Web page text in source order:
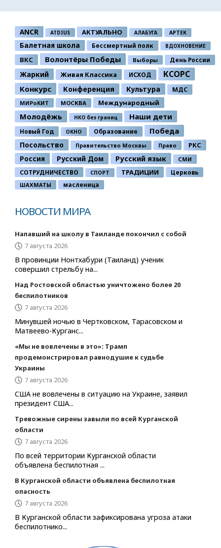
ANCR ATDIUS АКТУАЛЬНО АЛАБУГА АРТЕК
Балетная школа Бессмертный полк ВДОХНОВЕНИЕ
ВКС Волонтёры Победы Выборы День России
Жаркий Живая Классика ИСХОД КСОРС
Конкурс Конференция Культура МДС
МИРоКИТ МОСКВА Международный
Молодёжь НКО без границ Наши дети
Новый Год ОКНО Образование Победа
Посольство Правительство Москвы Право РКС
Россия Русский Дом Русский язык СМИ
СОТРУДНИЧЕСТВО СПОРТ ТРАДИЦИИ Церковь
ШАХМАТЫ масленица
НОВОСТИ МИРА
Напавший на школу в Таиланде покончил с собой
7 августа 2026
В провинции Нонтхабури (Таиланд) ученик
совершил стрельбу на...
Над Ростовской областью уничтожено более 20
беспилотников
7 августа 2026
Минувшей ночью в Чертковском, Тарасовском и
Матвеево-Курганс...
«Мы не вовлечены в это»: Трамп
продемонстрировал равнодушие к судьбе
Украины
7 августа 2026
США не вовлечены в ситуацию на Украине, заявил
президент США...
Тревожные сирены завыли по всей Курганской
области
7 августа 2026
По всей территории Курганской области
объявлена беспилотная ...
В Курганской области объявлена беспилотная
опасность
7 августа 2026
В Курганской области зафиксирована угроза атаки
беспилотнико...